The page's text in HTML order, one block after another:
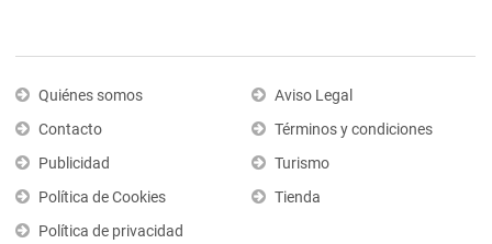
Quiénes somos
Contacto
Publicidad
Política de Cookies
Política de privacidad
Aviso Legal
Términos y condiciones
Turismo
Tienda